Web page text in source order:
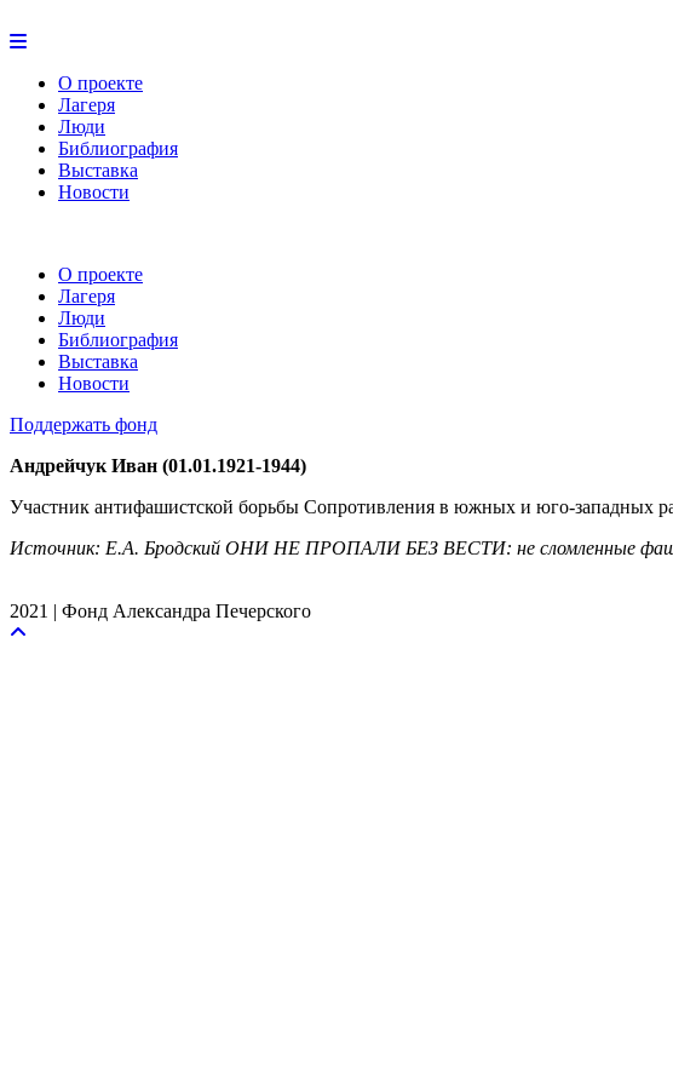
О проекте
Лагеря
Люди
Библиография
Выставка
Новости
О проекте
Лагеря
Люди
Библиография
Выставка
Новости
Поддержать фонд
Андрейчук Иван (01.01.1921-1944)
Участник антифашистской борьбы Сопротивления в южных и юго-западных
Источник: Е.А. Бродский ОНИ НЕ ПРОПАЛИ БЕЗ ВЕСТИ: не сломленные
2021 | Фонд Александра Печерского